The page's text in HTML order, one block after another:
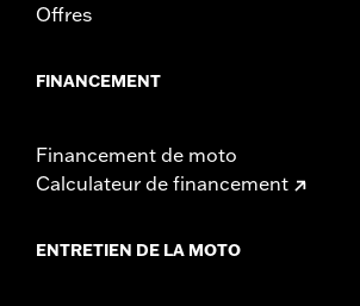
Offres
FINANCEMENT
Financement de moto
Calculateur de financement
ENTRETIEN DE LA MOTO